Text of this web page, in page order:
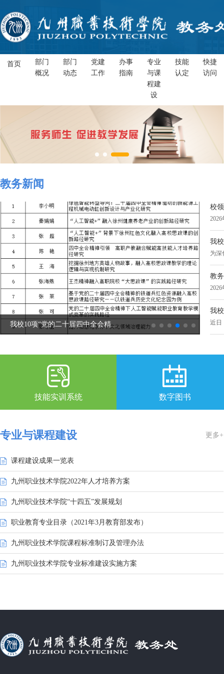
首页
部门
概况
部门
动态
党建
工作
办事
指南
专业
与课
程建
设
技能
认定
快捷
访问
教务新闻
我校10项“党的二十届四中全会精... 我
校
我
教
我
技能实训系统 数字图书
专业与课程建设 更多+
课程建设成果一览表
九州职业技术学院2022年人才培养方案
九州职业技术学院“十四五”发展规划
职业教育专业目录（2021年3月教育部发布）
九州职业技术学院课程标准制订及管理办法
九州职业技术学院专业标准建设实施方案